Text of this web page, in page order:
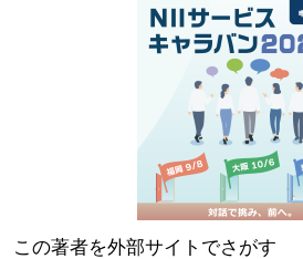
この著者を外部サイトでさがす